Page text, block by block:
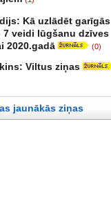
Kā uzlādēt garīgās
7 veidi lūgšanu dzīves
2020.gadā
(0)
Viltus ziņas
jaunākās ziņas